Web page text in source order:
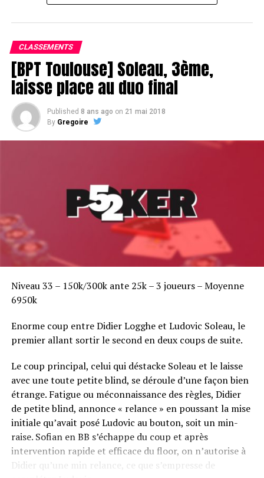
Le champagne va réchauffer si les deux finalistes ne se décident pas !
CLASSEMENTS
[BPT Toulouse] Soleau, 3ème,
laisse place au duo final
Published 8 ans ago on 21 mai 2018
By Gregoire
Niveau 33 – 150k/300k ante 25k – 3 joueurs – Moyenne
6950k
Enorme coup entre Didier Logghe et Ludovic Soleau, le
premier allant sortir le second en deux coups de suite.
Le coup principal, celui qui déstacke Soleau et le laisse
avec une toute petite blind, se déroule d’une façon bien
étrange. Fatigue ou méconnaissance des règles, Didier
de petite blind, annonce « relance » en poussant la mise
initiale qu’avait posé Ludovic au bouton, soit un min-
raise. Sofian en BB s’échappe du coup et après
intervention rapide et efficace du floor, on n’autorise à
Didier qu’une min relance, ce que s’empresse de